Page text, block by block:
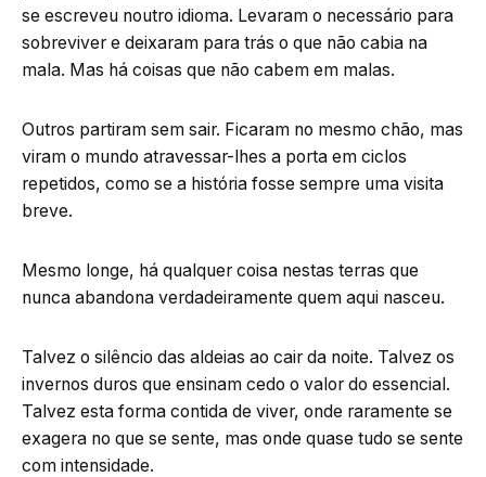
se escreveu noutro idioma. Levaram o necessário para
sobreviver e deixaram para trás o que não cabia na
mala. Mas há coisas que não cabem em malas.
Outros partiram sem sair. Ficaram no mesmo chão, mas
viram o mundo atravessar-lhes a porta em ciclos
repetidos, como se a história fosse sempre uma visita
breve.
Mesmo longe, há qualquer coisa nestas terras que
nunca abandona verdadeiramente quem aqui nasceu.
Talvez o silêncio das aldeias ao cair da noite. Talvez os
invernos duros que ensinam cedo o valor do essencial.
Talvez esta forma contida de viver, onde raramente se
exagera no que se sente, mas onde quase tudo se sente
com intensidade.